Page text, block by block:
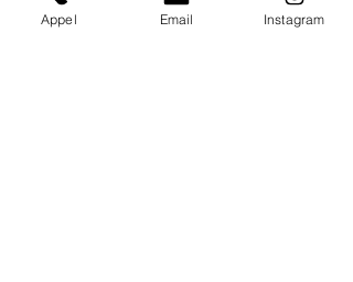
Appel Email Instagram